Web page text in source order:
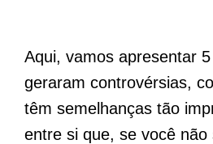
Aqui, vamos apresentar
geraram controvérsias,
têm semelhanças tão
entre si que, se você não